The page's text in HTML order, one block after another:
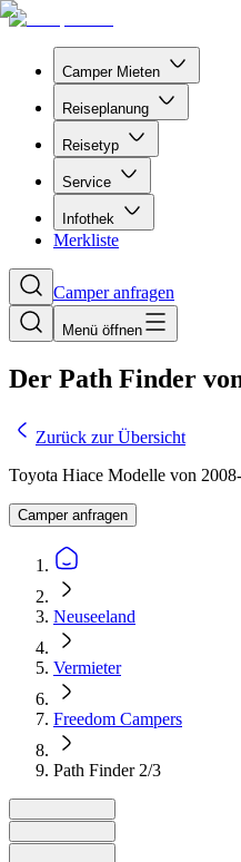
Camper Mieten
Reiseplanung
Reisetyp
Service
Infothek
Merkliste
Camper anfragen
Menü öffnen
Der Path Finder
Zurück zur Übersicht
Toyota Hiace Modelle von
Camper anfragen
Neuseeland
Vermieter
Freedom Campers
Path Finder 2/3